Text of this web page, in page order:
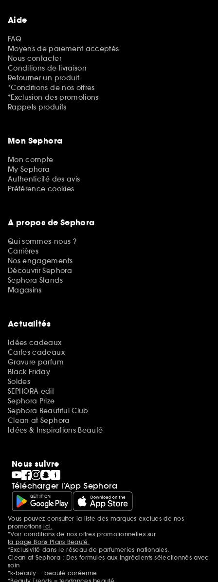
Aide
FAQ
Moyens de paiement acceptés
Nous contacter
Conditions de livraison
Retourner un produit
*Conditions de nos offres
*Exclusion des promotions
Rappels produits
Mon Sephora
Mon compte
My Sephora
Authenticité des avis
Préférence cookies
A propos de Sephora
Qui sommes-nous ?
Carrières
Nos engagements
Découvrir Sephora
Sephora Stands
Magasins
Actualités
Idées cadeaux
Cartes cadeaux
Gravure parfum
Black Friday
Soldes
SEPHORA edit
Sephora Prize
Sephora Beautiful Club
Clean at Sephora
Idées & Inspirations Beauté
Nous suivre
Télécharger l’App Sephora
Mentions additionnelles
Vous pouvez consulter la liste des marques exclues de nos
promotionsici.
*Voir conditions de nos offres promotionnelles sur
la page Bons Plans Beauté.
*Exclusivité dans le réseau de parfumeries nationales.
Clean at Sephora : Des formules aux ingrédients sélectionnés avec
soin
*k-beauty = beauté coréenne